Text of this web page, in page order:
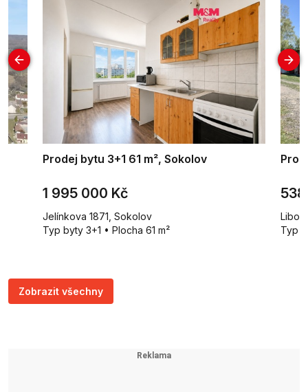
Prodej bytu 3+1 61 m², Sokolov
1 995 000 Kč
Jelínkova 1871, Sokolov
Typ byty 3+1 • Plocha 61 m²
Typ
Zobrazit všechny